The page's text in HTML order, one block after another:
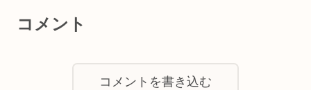
コメント
コメントを書き込む